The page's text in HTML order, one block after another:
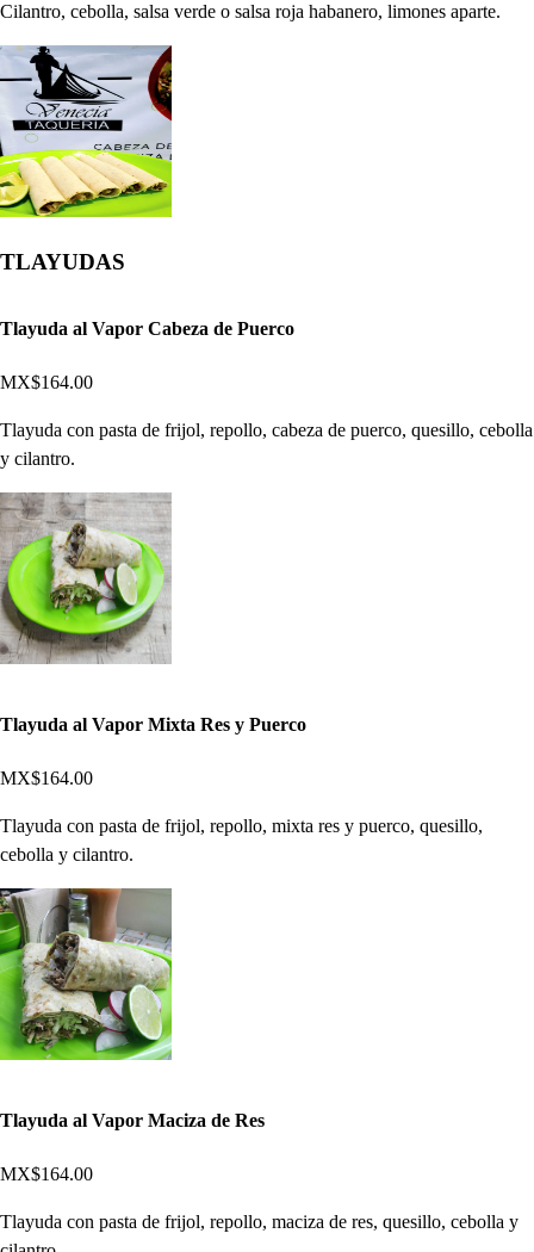
Cilantro, cebolla, salsa verde o salsa roja habanero, limones aparte.
TLAYUDAS
Tlayuda al Vapor Cabeza de Puerco
MX$164.00
Tlayuda con pasta de frijol, repollo, cabeza de puerco, quesillo, cebolla
y cilantro.
Tlayuda al Vapor Mixta Res y Puerco
MX$164.00
Tlayuda con pasta de frijol, repollo, mixta res y puerco, quesillo,
cebolla y cilantro.
Tlayuda al Vapor Maciza de Res
MX$164.00
Tlayuda con pasta de frijol, repollo, maciza de res, quesillo, cebolla y